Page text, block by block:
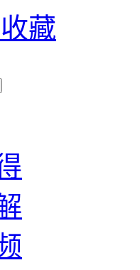
藏